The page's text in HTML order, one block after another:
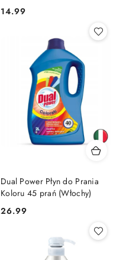
Cena:
14.99
Dual Power Płyn do Prania
Koloru 45 prań (Włochy)
Cena:
26.99